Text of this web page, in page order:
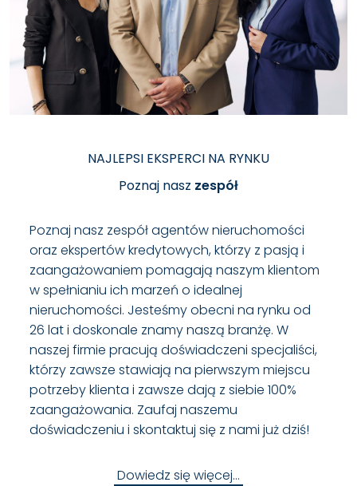
NAJLEPSI EKSPERCI NA RYNKU
Poznaj nasz zespół
Poznaj nasz zespół agentów nieruchomości
oraz ekspertów kredytowych, którzy z pasją i
zaangażowaniem pomagają naszym klientom
w spełnianiu ich marzeń o idealnej
nieruchomości. Jesteśmy obecni na rynku od
26 lat i doskonale znamy naszą branżę. W
naszej firmie pracują doświadczeni specjaliści,
którzy zawsze stawiają na pierwszym miejscu
potrzeby klienta i zawsze dają z siebie 100%
zaangażowania. Zaufaj naszemu
doświadczeniu i skontaktuj się z nami już dziś!
Dowiedz się więcej…